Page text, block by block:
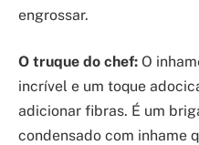
engrossar.
O truque do chef: O
incrível e um toque
adicionar fibras. É um
condensado com inhame